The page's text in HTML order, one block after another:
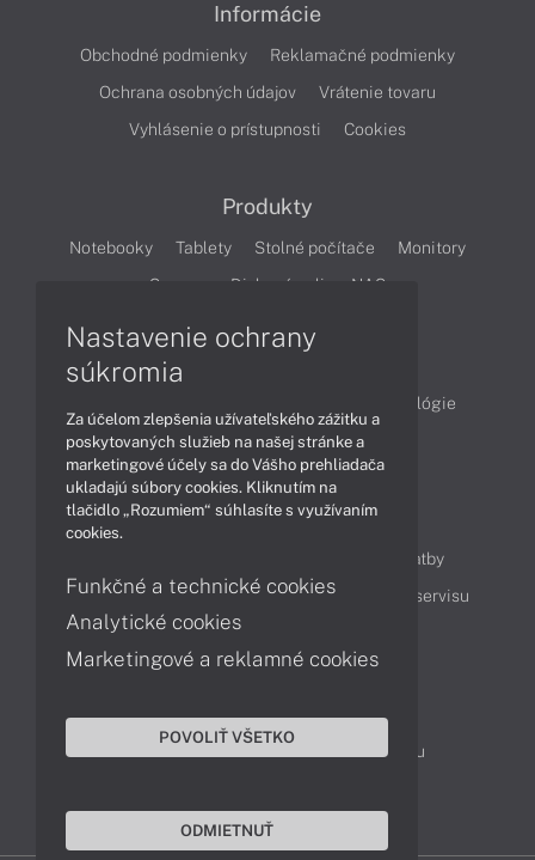
Informácie
Obchodné podmienky
Reklamačné podmienky
Ochrana osobných údajov
Vrátenie tovaru
Vyhlásenie o prístupnosti
Cookies
Produkty
Notebooky Tablety Stolné počítače
Monitory
Servery
Diskové polia a NAS
Technológie
Videá
Obsah
Možnosti doručenia a platby
Podpora a servis
Servisné služby Cenník servisu
Kontakty
043 4224 771
Obchodné oddelenie
Reklamácia tovaru
Nastavenie ochrany
súkromia
Za účelom zlepšenia užívateľského zážitku a
poskytovaných služieb na našej stránke a
marketingové účely sa do Vášho prehliadača
ukladajú súbory cookies. Kliknutím na
tlačidlo „Rozumiem“ súhlasíte s využívaním
cookies.
Funkčné a technické cookies
Analytické cookies
Marketingové a reklamné cookies
POVOLIŤ VŠETKO
ODMIETNUŤ